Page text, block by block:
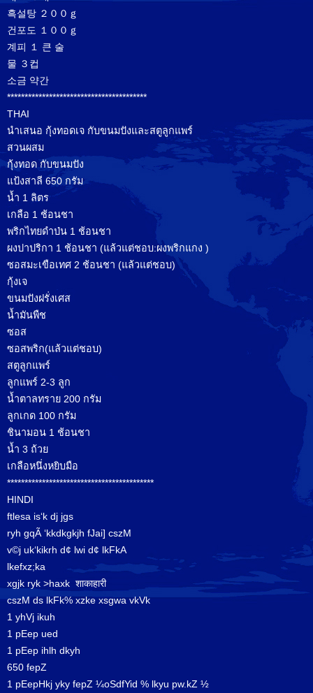
흑설탕 ２００ｇ
건포도 １００ｇ
계피 １ 큰 술
물 ３컵
소금 약간
****************************************
THAI
นำเสนอ กุ้งทอดเจ กับขนมปังและสตูลูกแพร์
สวนผสม
กุ้งทอด กับขนมปัง
แป้งสาลี 650 กรัม
น้ำ 1 ลิตร
เกลือ 1 ช้อนชา
พริกไทยดำป่น 1 ช้อนชา
ผงปาปริกา 1 ช้อนชา (แล้วแต่ชอบ:ผงพริกแกง )
ซอสมะเขือเทศ 2 ช้อนชา (แล้วแต่ชอบ)
กุ้งเจ
ขนมปังฝรั่งเศส
น้ำมันพืช
ซอส
ซอสพริก(แล้วแต่ชอบ)
สตูลูกแพร์
ลูกแพร์ 2-3 ลูก
น้ำตาลทราย 200 กรัม
ลูกเกด 100 กรัม
ชินามอน 1 ช้อนชา
น้ำ 3 ถ้วย
เกลือหนึ่งหยิบมือ
******************************************
HINDI
ftlesa is‘k dj jgs
ryh gqÃ ‘kkdkgkjh fJai] cszM
v©j uk‘kikrh d¢ lwi d¢ lkFkA
lkefxz;ka
xgjk ryk >haxk शाकाहारी
cszM ds lkFk% xzke xsgwa vkVk
1 yhVj ikuh
1 pEep ued
1 pEep ihlh dkyh
650 fepZ
1 pEepHkj yky fepZ ¼oSdfYid % lkyu pw.kZ ½